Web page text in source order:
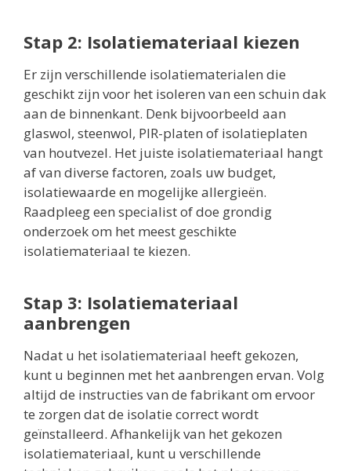
Stap 2: Isolatiemateriaal kiezen
Er zijn verschillende isolatiematerialen die
geschikt zijn voor het isoleren van een schuin dak
aan de binnenkant. Denk bijvoorbeeld aan
glaswol, steenwol, PIR-platen of isolatieplaten
van houtvezel. Het juiste isolatiemateriaal hangt
af van diverse factoren, zoals uw budget,
isolatiewaarde en mogelijke allergieën.
Raadpleeg een specialist of doe grondig
onderzoek om het meest geschikte
isolatiemateriaal te kiezen.
Stap 3: Isolatiemateriaal
aanbrengen
Nadat u het isolatiemateriaal heeft gekozen,
kunt u beginnen met het aanbrengen ervan. Volg
altijd de instructies van de fabrikant om ervoor
te zorgen dat de isolatie correct wordt
geïnstalleerd. Afhankelijk van het gekozen
isolatiemateriaal, kunt u verschillende